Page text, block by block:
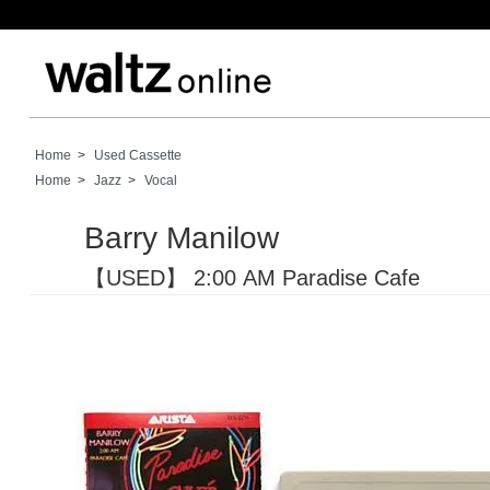
Home >
Used Cassette
Home > Jazz > Vocal
Barry Manilow
【USED】 2:00 AM Paradise Cafe